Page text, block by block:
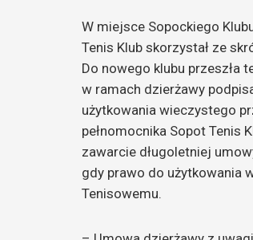
W miejsce Sopockiego
Tenis Klub skorzystał ze
Do nowego klubu przeszła
w ramach dzierżawy
użytkowania wieczystego
pełnomocnika Sopot Tenis
zawarcie długoletniej
gdy prawo do użytkowania
Tenisowemu.